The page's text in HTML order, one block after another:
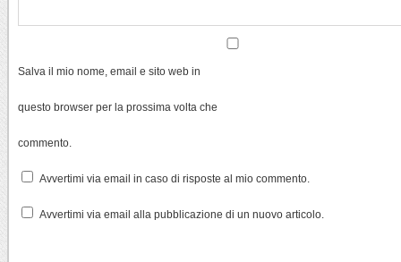
Salva il mio nome, email e sito web in
questo browser per la prossima volta che
commento.
Avvertimi via email in caso di risposte al mio commento.
Avvertimi via email alla pubblicazione di un nuovo articolo.